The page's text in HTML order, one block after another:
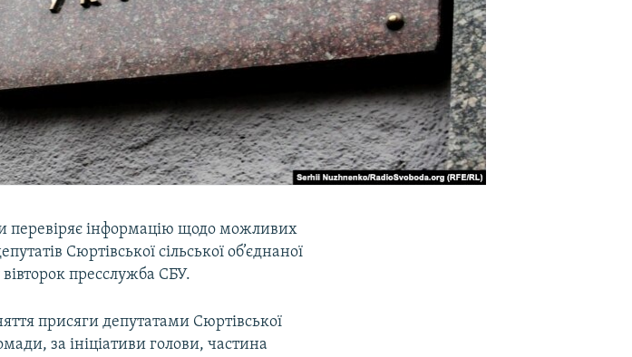
перевіряє інформацію щодо можливих
Сюртівської сільської об’єднаної
пресслужба СБУ.
присяги депутатами Сюртівської
за ініціативи голови, частина